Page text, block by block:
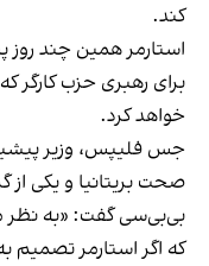
کند.
استارمر همین چند روز
برای رهبری حزب کارگر
خواهد کرد.
جس فلیپس، وزیر
صحت بریتانیا و یکی از
بی‌بی‌سی گفت: «به نظر
که اگر استارمر تصمیم